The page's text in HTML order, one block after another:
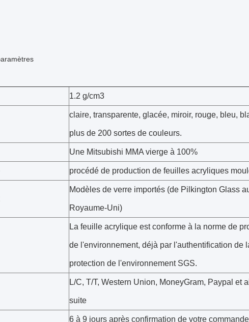
1.2 g/cm3
claire, transparente, glacée, miroir, rouge, bleu,
plus de 200 sortes de couleurs.
Une Mitsubishi MMA vierge à 100%
procédé de production de feuilles acryliques
Modèles de verre importés (de Pilkington Glass
Royaume-Uni)
La feuille acrylique est conforme à la norme de
de l'environnement, déjà par l'authentification de
protection de l'environnement SGS.
L/C, T/T, Western Union, MoneyGram, Paypal et
suite
6 à 9 jours après confirmation de votre commande